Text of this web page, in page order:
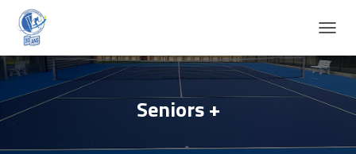
É
P
I
L
Seniors +